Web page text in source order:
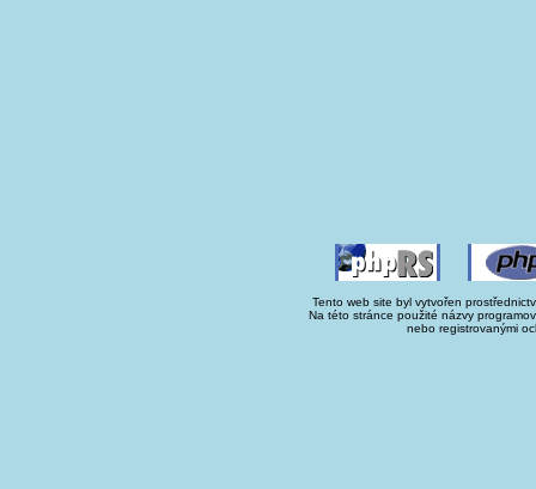
Tento web site byl vytvořen
Na této stránce použité názvy
nebo registrovanými